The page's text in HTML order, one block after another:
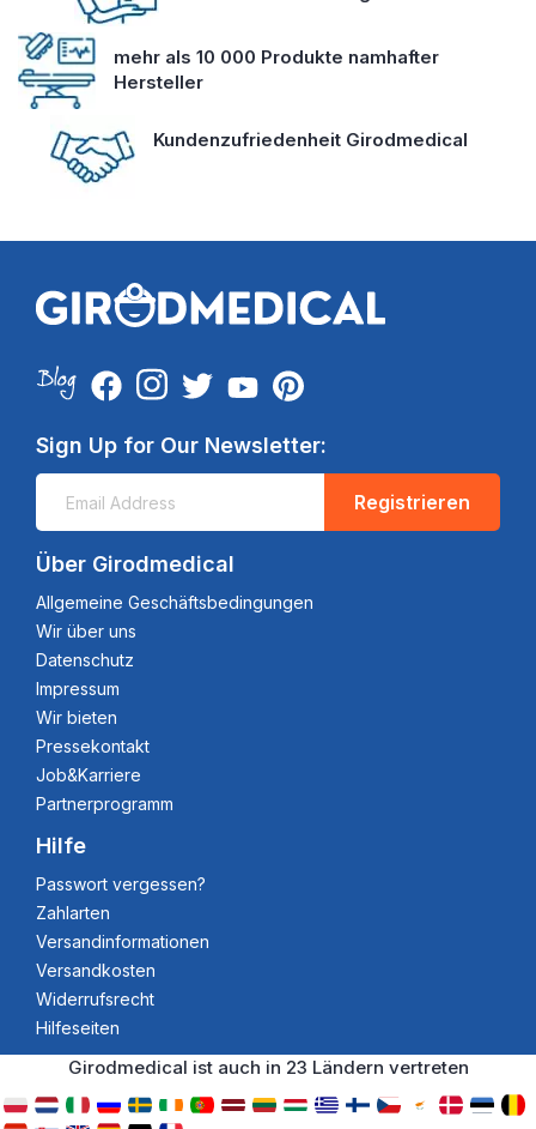
mehr als 10 000 Produkte namhafter
Hersteller
Kundenzufriedenheit Girodmedical
Sign Up for Our Newsletter:
Registrieren
Über Girodmedical
Allgemeine Geschäftsbedingungen
Wir über uns
Datenschutz
Impressum
Wir bieten
Pressekontakt
Job&Karriere
Partnerprogramm
Hilfe
Passwort vergessen?
Zahlarten
Versandinformationen
Versandkosten
Widerrufsrecht
Hilfeseiten
Girodmedical ist auch in 23 Ländern vertreten